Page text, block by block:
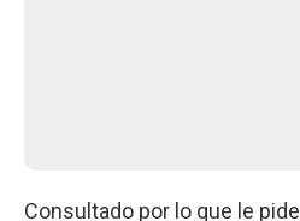
Consultado por lo que le pide